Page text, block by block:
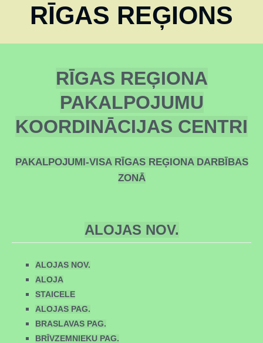
RĪGAS REĢIONS
RĪGAS REĢIONA
PAKALPOJUMU
KOORDINĀCIJAS CENTRI
PAKALPOJUMI-VISA RĪGAS REĢIONA DARBĪBAS
ZONĀ
ALOJAS NOV.
ALOJAS NOV.
ALOJA
STAICELE
ALOJAS PAG.
BRASLAVAS PAG.
BRĪVZEMNIEKU PAG.